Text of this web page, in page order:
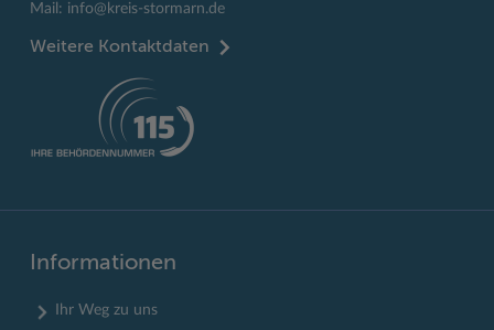
Mail: info@kreis-stormarn.de
Weitere Kontaktdaten
Informationen
Ihr Weg zu uns